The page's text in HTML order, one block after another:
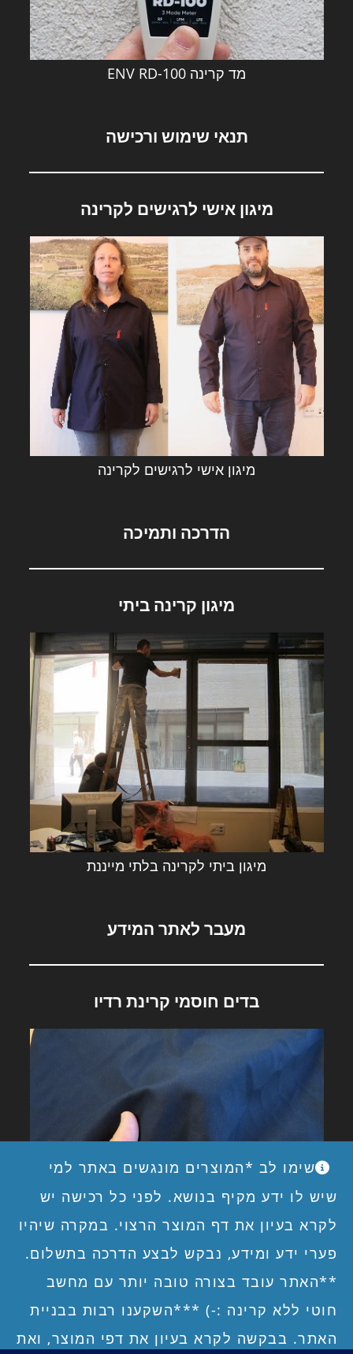
שימו לב *המוצרים מונגשים באתר למי
שיש לו ידע מקיף בנושא. לפני כל רכישה יש
לקרא בעיון את דף המוצר הרצוי. במקרה שיהיו
פערי ידע ומידע, נבקש לבצע הדרכה בתשלום.
**האתר עובד בצורה טובה יותר עם מחשב
חוטי ללא קרינה :-) ***השקענו רבות בבניית
האתר. בבקשה לקרא בעיון את דפי המוצר, ואת
מד קרינה ENV RD-100
תנאי שימוש ורכישה
מיגון אישי לרגישים לקרינה
מיגון אישי לרגישים לקרינה
הדרכה ותמיכה
מיגון קרינה ביתי
מיגון ביתי לקרינה בלתי מייננת
מעבר לאתר המידע
בדים חוסמי קרינת רדיו
בדים חוסמי קרינת רדיו